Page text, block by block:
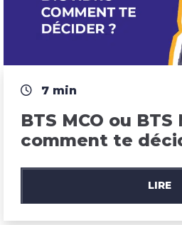
7 min
BTS MCO ou BTS
comment te
LIRE